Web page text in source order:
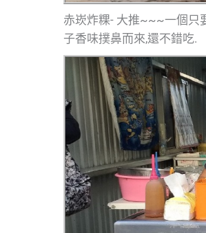
赤崁炸粿- 大推~~~一個只
子香味撲鼻而來,還不錯吃.